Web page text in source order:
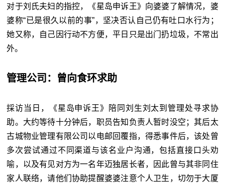
对于刘氏夫妇的指控，《星岛申诉王》向婆婆了解情况，婆
婆称“已是很久以前的事”，坚决否认自己仍有吐口水行为；
她又称，自己因行动不方便，平日只是出门扔垃圾，不常出
外。
管理公司：曾向食环求助
採访当日，《星岛申诉王》陪同刘生刘太到管理处寻求协
助。大约等待十分钟后，职员告知负责人暂时没空；其后太
古城物业管理有限公司以电邮回覆指，得悉事件后，该处曾
多次尝试通过不同渠道与该名业户沟通，包括直接口头劝
喻，以及有见对方为一名年迈独居长者，因此曾与其非同住
家人联络，请他们协助提醒婆婆注意个人卫生，切勿于大厦